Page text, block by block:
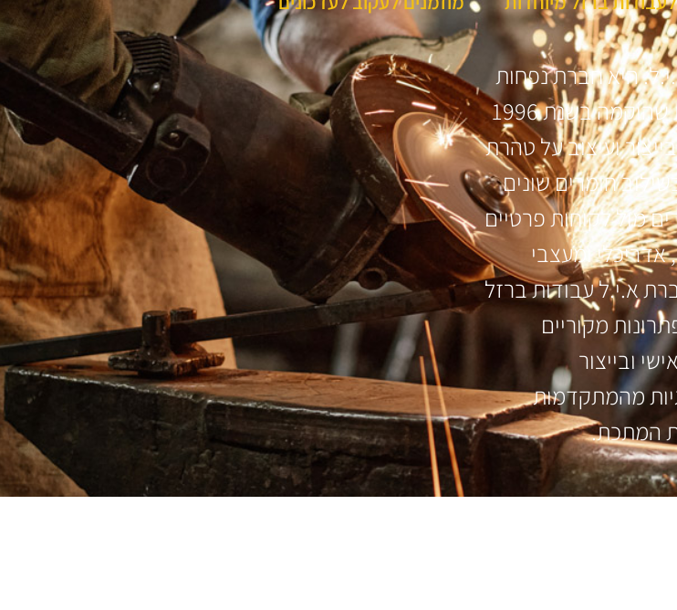
היא חברת נפחות
ומסגרות שהוקמה בשנת 1996
ועיצוב על טהרת
חומרים שונים
מול לקוחות פרטיים
אדריכלי ומעצבי
א.י.ל עבודות ברזל
מקוריים
ובייצור
מהמתקדמות
המתכת.